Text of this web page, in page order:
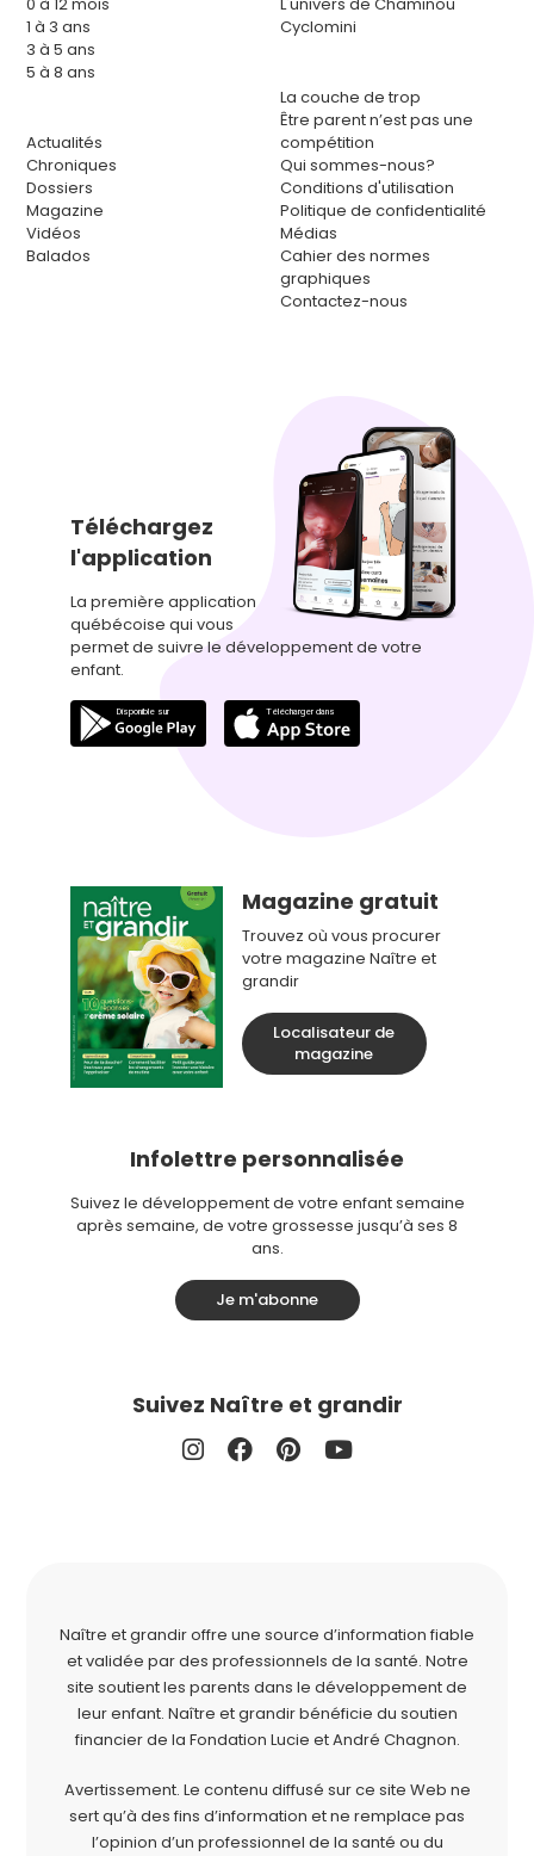
1 à 3 ans
3 à 5 ans
5 à 8 ans
Actualités
Chroniques
Dossiers
Magazine
Vidéos
Balados
Cyclomini
La couche de trop
Être parent n’est pas une
compétition
Qui sommes-nous?
Conditions d'utilisation
Politique de confidentialité
Médias
Cahier des normes
graphiques
Contactez-nous
Téléchargez
l'application
La première application
québécoise qui vous
permet de suivre le développement de votre
enfant.
Magazine gratuit
Trouvez où vous procurer
votre magazine Naître et
grandir
Localisateur de
magazine
Infolettre personnalisée
Suivez le développement de votre enfant semaine
après semaine, de votre grossesse jusqu’à ses 8
ans.
Je m'abonne
Suivez Naître et grandir
Naître et grandir offre une source d’information fiable
et validée par des professionnels de la santé. Notre
site soutient les parents dans le développement de
leur enfant. Naître et grandir bénéficie du soutien
financier de la Fondation Lucie et André Chagnon.
Avertissement. Le contenu diffusé sur ce site Web ne
sert qu’à des fins d’information et ne remplace pas
l’opinion d’un professionnel de la santé ou du